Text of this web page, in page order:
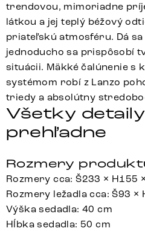
trendovou, mimoriadne
látkou a jej teplý béžový
priateľskú atmosféru. Dá
jednoducho sa prispôsobí
situácii. Mäkké čalúnenie s
systémom robí z Lanzo
triedy a absolútny
Všetky
prehľadne
Rozmery
Rozmery cca: Š233 × H155
Rozmery ležadla cca: Š93 ×
Výška sedadla: 40 cm
Hĺbka sedadla: 50 cm